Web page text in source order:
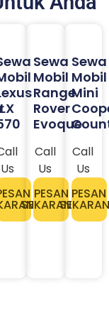
LX
Us
Sewa
Mobil
Range
Rover
Evoque
Call
Us
PESAN
SEKARANG
Sewa
Mobil
Mini
Call
Us
PESAN